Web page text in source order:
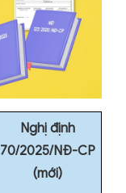
Nghị định
70/2025/NĐ-CP
(mới)